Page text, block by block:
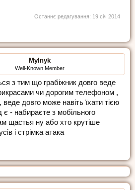
Останнє редагування: 19 січ 2014
Mylnyk
Well-Known Member
з тим що грабіжник довго веде
чи дорогим телефоном ,
довго може навіть їхати тією
- набираєте з мобільного
щастья ну або хто крутіше
і стрімка атака